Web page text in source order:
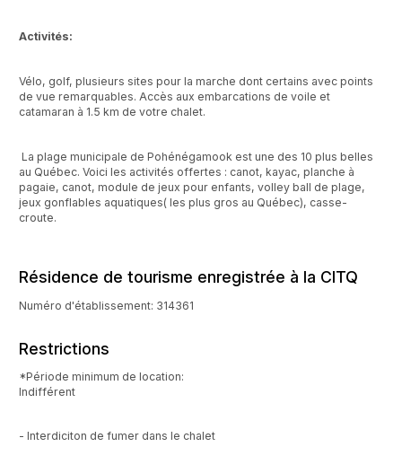
Activités:
Vélo, golf, plusieurs sites pour la marche dont certains avec points
de vue remarquables. Accès aux embarcations de voile et
catamaran à 1.5 km de votre chalet.
La plage municipale de Pohénégamook est une des 10 plus belles
au Québec. Voici les activités offertes : canot, kayac, planche à
pagaie, canot, module de jeux pour enfants, volley ball de plage,
jeux gonflables aquatiques( les plus gros au Québec), casse-
croute.
Résidence de tourisme enregistrée à la CITQ
Numéro d'établissement: 314361
Restrictions
*Période minimum de location:
Indifférent
- Interdiciton de fumer dans le chalet